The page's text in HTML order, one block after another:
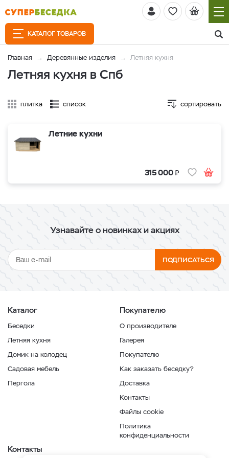
КАТАЛОГ ТОВАРОВ
Главная Деревянные изделия Летняя кухня
Летняя кухня в Спб
плитка список сортировать
Летние кухни
315 000₽
Узнавайте о новинках и акциях
ПОДПИСАТЬСЯ
Каталог
Беседки
Летняя кухня
Домик на колодец
Садовая мебель
Пергола
Покупателю
О производителе
Галерея
Покупателю
Как заказать беседку?
Доставка
Контакты
Файлы cookie
Политика
конфиденциальности
Контакты